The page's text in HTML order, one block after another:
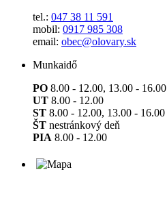
tel.: 047 38 11 591
mobil: 0917 985 308
email: obec@olovary.sk
Munkaidő
PO 8.00 - 12.00, 13.00 - 16.00
UT 8.00 - 12.00
ST 8.00 - 12.00, 13.00 - 16.00
ŠT nestránkový deň
PIA 8.00 - 12.00